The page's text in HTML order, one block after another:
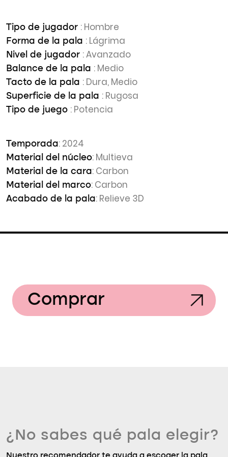
Tipo de jugador : Hombre
Forma de la pala : Lágrima
Nivel de jugador : Avanzado
Balance de la pala : Medio
Tacto de la pala : Dura, Medio
Superficie de la pala : Rugosa
Tipo de juego : Potencia
Temporada: 2024
Material del núcleo: Multieva
Material de la cara: Carbon
Material del marco: Carbon
Acabado de la pala: Relieve 3D
Comprar
¿No sabes qué pala elegir?